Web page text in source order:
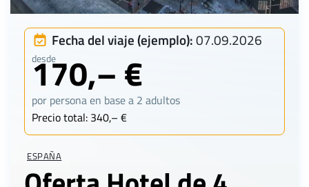
ESPAÑA
Fecha del viaje (ejemplo):07.09.2026
desde
170,– €
por persona en base a 2 adultos
Precio total: 340,– €